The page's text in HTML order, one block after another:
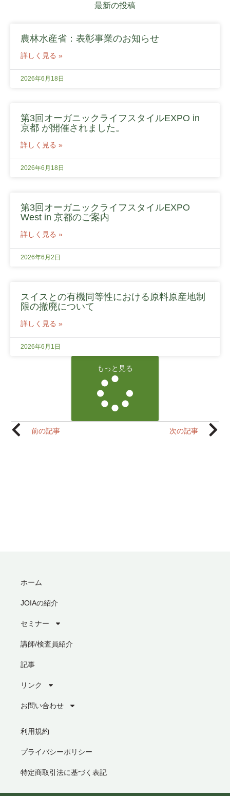
最新の投稿
農林水産省：表彰事業のお知らせ
詳しく見る »
2026年6月18日
第3回オーガニックライフスタイルEXPO in
京都 が開催されました。
詳しく見る »
2026年6月18日
第3回オーガニックライフスタイルEXPO
West in 京都のご案内
詳しく見る »
2026年6月2日
スイスとの有機同等性における原料原産地制
限の撤廃について
詳しく見る »
2026年6月1日
もっと見る
前の記事 次の記事
ホーム
JOIAの紹介
セミナー
講師/検査員紹介
記事
リンク
お問い合わせ
利用規約
プライバシーポリシー
特定商取引法に基づく表記